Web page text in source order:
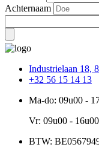
Achternaam
Industrielaan 18,
+32 56 15 14 13
Ma-do: 09u00 -
Vr: 09u00 - 16u00
BTW: